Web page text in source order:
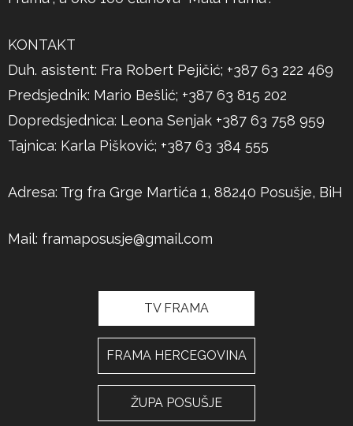
KONTAKT
Duh. asistent: Fra Robert Pejičić; +387 63 222 469
Predsjednik: Mario Bešlić; +387 63 815 202
Dopredsjednica: Leona Senjak +387 63 758 959
Tajnica: Karla Pišković; +387 63 384 555
Adresa: Trg fra Grge Martića 1, 88240 Posušje, BiH
Mail: framaposusje@gmail.com
TV FRAMA
FRAMA HERCEGOVINA
ŽUPA POSUŠJE